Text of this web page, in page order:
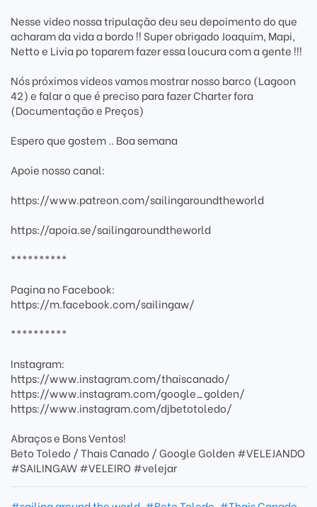
Nesse video nossa tripulação deu seu depoimento do que
acharam da vida a bordo !! Super obrigado Joaquim, Mapi,
Netto e Livia po toparem fazer essa loucura com a gente !!!
Nós próximos videos vamos mostrar nosso barco (Lagoon
42) e falar o que é preciso para fazer Charter fora
(Documentação e Preços)
Espero que gostem .. Boa semana
Apoie nosso canal:
https://www.patreon.com/sailingaroundtheworld
https://apoia.se/sailingaroundtheworld
**********
Pagina no Facebook:
https://m.facebook.com/sailingaw/
**********
Instagram:
https://www.instagram.com/thaiscanado/
https://www.instagram.com/google_golden/
https://www.instagram.com/djbetotoledo/
Abraços e Bons Ventos!
Beto Toledo / Thais Canado / Google Golden #VELEJANDO
#SAILINGAW #VELEIRO #velejar